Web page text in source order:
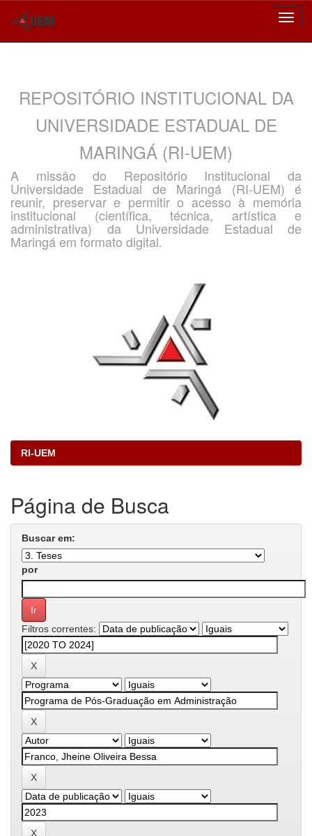
REPOSITÓRIO INSTITUCIONAL DA
UNIVERSIDADE ESTADUAL DE
MARINGÁ (RI-UEM)
A missão do Repositório Institucional da
Universidade Estadual de Maringá (RI-UEM) é
reunir, preservar e permitir o acesso à memória
institucional (científica, técnica, artística e
administrativa) da Universidade Estadual de
Maringá em formato digital.
RI-UEM
Página de Busca
Buscar em:
por
Filtros correntes: